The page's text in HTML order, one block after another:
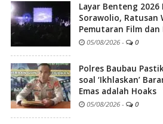
Layar Benteng
Sorawolio, Ratusan
Pemutaran Film dan
05/08/2026 - 0
Polres Baubau
soal ‘Ikhlaskan’
Emas adalah Hoaks
05/08/2026 - 0